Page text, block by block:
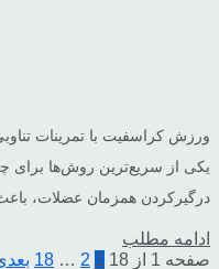
ورزش کراسفیت با تمرینات
یکی از سریع‌ترین روش‌ها برای
درگیرکردن همزمان عضلات،
ادامه مطلب
صفحه 1 از 18
1
2
…
18